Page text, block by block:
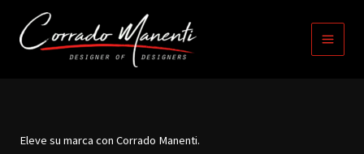
contenido
contenido
Eleve su marca con Corrado Manenti.